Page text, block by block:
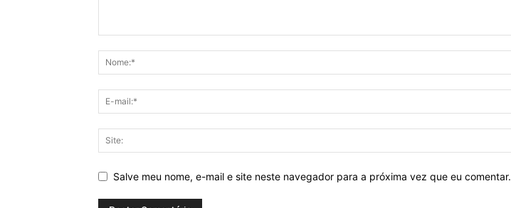
Salve meu nome, e-mail e site neste navegador para a próxima vez que eu comentar.